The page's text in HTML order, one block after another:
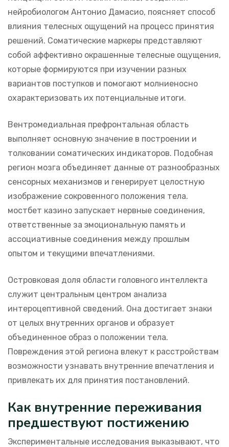
нейробиологом Антонио Дамасио, поясняет способ
влияния телесных ощущений на процесс принятия
решений. Соматические маркеры представляют
собой аффективно окрашенные телесные ощущения,
которые формируются при изучении разных
вариантов поступков и помогают молниеносно
охарактеризовать их потенциальные итоги.
Вентромедиальная префронтальная область
выполняет основную значение в построении и
толковании соматических индикаторов. Подобная
регион мозга объединяет данные от разнообразных
сенсорных механизмов и генерирует целостную
изображение сокровенного положения тела.
мостбет казино запускает нервные соединения,
ответственные за эмоциональную память и
ассоциативные соединения между прошлым
опытом и текущими впечатлениями.
Островковая доля области головного интеллекта
служит центральным центром анализа
интероцептивной сведений. Она достигает знаки
от целых внутренних органов и образует
объединенное образ о положении тела.
Повреждения этой региона влекут к расстройствам
возможности узнавать внутренние впечатления и
привлекать их для принятия постановлений.
Как внутренние переживания
предшествуют постижению
Экспериментальные исследования выказывают, что